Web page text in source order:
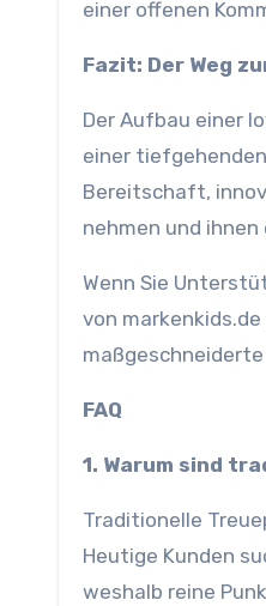
einer offenen
Fazit: Der Weg
Der Aufbau einer
einer
Bereitschaft,
nehmen und
Wenn Sie
von
maßgeschneiderte
FAQ
1. Warum sind
Traditionelle
Heutige Kunden
weshalb reine